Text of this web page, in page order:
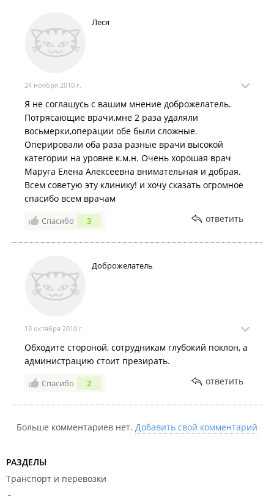
Леся
24 ноября 2010 г.
Я не соглашусь с вашим мнение доброжелатель.
Потрясающие врачи,мне 2 раза удаляли
восьмерки,операции обе были сложные.
Оперировали оба раза разные врачи высокой
категории на уровне к.м.н. Очень хорошая врач
Маруга Елена Алексеевна внимательная и добрая.
Всем советую эту клинику! и хочу сказать огромное
спасибо всем врачам
Спасибо 3 ответить
Доброжелатель
13 октября 2010 г.
Обходите стороной, сотрудникам глубокий поклон, а
администрацию стоит презирать.
Спасибо 2 ответить
Больше комментариев нет. Добавить свой комментарий
РАЗДЕЛЫ
Транспорт и перевозки